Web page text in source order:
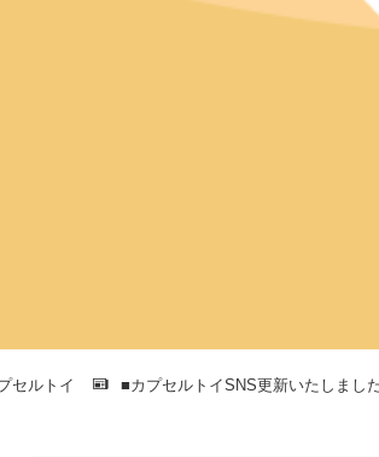
セルトイ ■カプセルトイSNS更新いたしまし